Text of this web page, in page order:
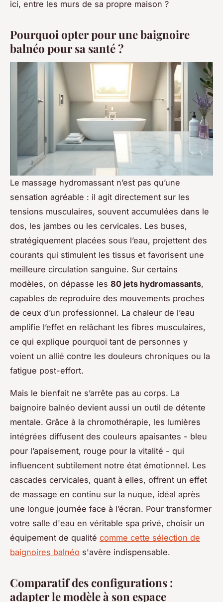
ici, entre les murs de sa propre maison ?
Pourquoi opter pour une baignoire
balnéo pour sa santé ?
Le massage hydromassant n’est pas qu’une
sensation agréable : il agit directement sur les
tensions musculaires, souvent accumulées dans le
dos, les jambes ou les cervicales. Les buses,
stratégiquement placées sous l’eau, projettent des
courants qui stimulent les tissus et favorisent une
meilleure circulation sanguine. Sur certains
modèles, on dépasse les 80 jets hydromassants,
capables de reproduire des mouvements proches
de ceux d’un professionnel. La chaleur de l’eau
amplifie l’effet en relâchant les fibres musculaires,
ce qui explique pourquoi tant de personnes y
voient un allié contre les douleurs chroniques ou la
fatigue post-effort.
Mais le bienfait ne s’arrête pas au corps. La
baignoire balnéo devient aussi un outil de détente
mentale. Grâce à la chromothérapie, les lumières
intégrées diffusent des couleurs apaisantes - bleu
pour l’apaisement, rouge pour la vitalité - qui
influencent subtilement notre état émotionnel. Les
cascades cervicales, quant à elles, offrent un effet
de massage en continu sur la nuque, idéal après
une longue journée face à l’écran. Pour transformer
votre salle d'eau en véritable spa privé, choisir un
équipement de qualité comme cette sélection de
baignoires balnéo s'avère indispensable.
Comparatif des configurations :
adapter le modèle à son espace